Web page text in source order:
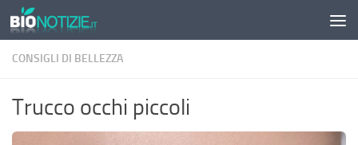
Sotto il contenuto
CONSIGLI DI BELLEZZA
Trucco occhi piccoli